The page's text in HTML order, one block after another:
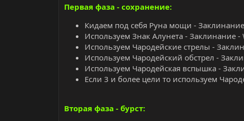
Первая фаза - сохранение:
Кидаем под себя Руна мощи -
Используем Знак Алунета - Заклинание -
Используем Чародейские стрелы -
Используем Чародейский обстрел -
Используем Чародейская вспышка -
Если 3 и более цели то используем
Вторая фаза - бурст: